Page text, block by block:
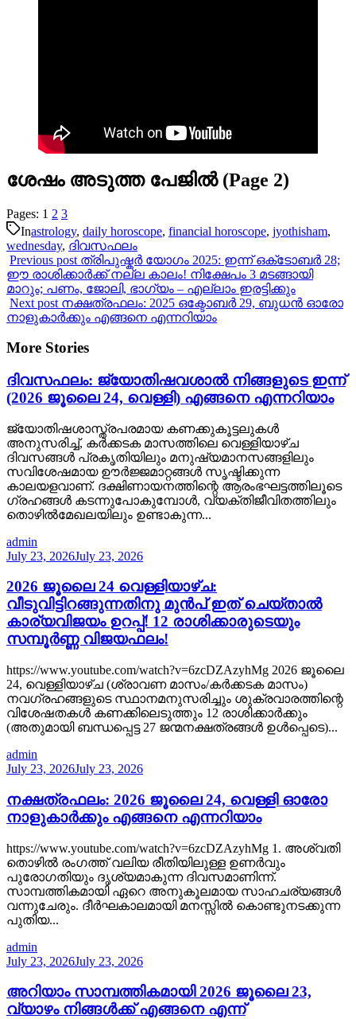
ശേഷം അടുത്ത പേജിൽ (Page 2)
Pages: 1 2 3
Inastrology, daily horoscope, financial horoscope, jyothisham,
wednesday, ദിവസഫലം
Previous post ത്രിപുഷ്കർ യോഗം 2025: ഇന്ന് ഒക്‌ടോബർ 28;
ഈ രാശിക്കാർക്ക് നല്ല കാലം! നിക്ഷേപം 3 മടങ്ങായി
മാറും; പണം, ജോലി, ഭാഗ്യം – എല്ലാം ഇരട്ടിക്കും
Next post നക്ഷത്രഫലം: 2025 ഒക്ടോബർ 29, ബുധൻ ഓരോ
നാളുകാർക്കും എങ്ങനെ എന്നറിയാം
More Stories
ദിവസഫലം: ജ്യോതിഷവശാൽ നിങ്ങളുടെ ഇന്ന്‌
(2026 ജൂലൈ 24, വെള്ളി) എങ്ങനെ എന്നറിയാം
ജ്യോതിഷശാസ്ത്രപരമായ കണക്കുകൂട്ടലുകൾ
അനുസരിച്ച്, കർക്കടക മാസത്തിലെ വെള്ളിയാഴ്ച
ദിവസങ്ങൾ പ്രകൃതിയിലും മനുഷ്യമാനസങ്ങളിലും
സവിശേഷമായ ഊർജ്ജമാറ്റങ്ങൾ സൃഷ്ടിക്കുന്ന
കാലയളവാണ്. ദക്ഷിണായനത്തിന്റെ ആരംഭഘട്ടത്തിലൂടെ
ഗ്രഹങ്ങൾ കടന്നുപോകുമ്പോൾ, വ്യക്തിജീവിതത്തിലും
തൊഴിൽമേഖലയിലും ഉണ്ടാകുന്ന...
admin
July 23, 2026July 23, 2026
2026 ജൂലൈ 24 വെള്ളിയാഴ്ച:
വീടുവിട്ടിറങ്ങുന്നതിനു മുൻപ് ഇത് ചെയ്താൽ
കാര്യവിജയം ഉറപ്പ്! 12 രാശിക്കാരുടെയും
സമ്പൂർണ്ണ വിജയഫലം!
https://www.youtube.com/watch?v=6zcDZAzyhMg 2026 ജൂലൈ
24, വെള്ളിയാഴ്ച (ശ്രാവണ മാസം/കർക്കടക മാസം)
നവഗ്രഹങ്ങളുടെ സ്ഥാനമനുസരിച്ചും ശുക്രവാരത്തിന്റെ
വിശേഷതകൾ കണക്കിലെടുത്തും 12 രാശിക്കാർക്കും
(അതുമായി ബന്ധപ്പെട്ട 27 ജന്മനക്ഷത്രങ്ങൾ ഉൾപ്പെടെ)...
admin
July 23, 2026July 23, 2026
നക്ഷത്രഫലം: 2026 ജൂലൈ 24, വെള്ളി ഓരോ
നാളുകാർക്കും എങ്ങനെ എന്നറിയാം
https://www.youtube.com/watch?v=6zcDZAzyhMg 1. അശ്വതി
തൊഴിൽ രംഗത്ത് വലിയ രീതിയിലുള്ള ഉണർവും
പുരോഗതിയും ദൃശ്യമാകുന്ന ദിവസമാണിന്ന്.
സാമ്പത്തികമായി ഏറെ അനുകൂലമായ സാഹചര്യങ്ങൾ
വന്നുചേരും. ദീർഘകാലമായി മനസ്സിൽ കൊണ്ടുനടക്കുന്ന
പുതിയ...
admin
July 23, 2026July 23, 2026
അറിയാം സാമ്പത്തികമായി 2026 ജൂലൈ 23,
വ്യാഴം നിങ്ങൾക്ക് എങ്ങനെ എന്ന്